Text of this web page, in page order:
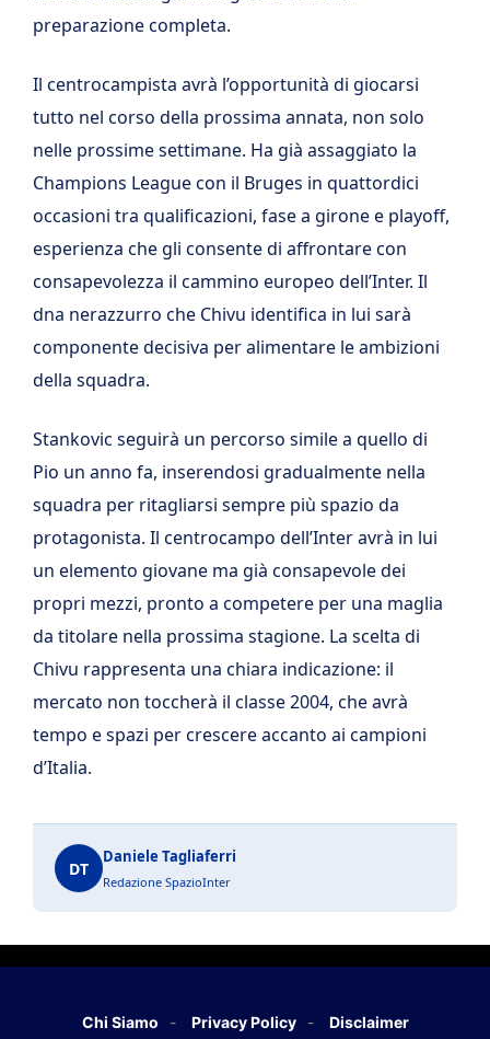
preparazione completa.
Il centrocampista avrà l’opportunità di giocarsi
tutto nel corso della prossima annata, non solo
nelle prossime settimane. Ha già assaggiato la
Champions League con il Bruges in quattordici
occasioni tra qualificazioni, fase a girone e playoff,
esperienza che gli consente di affrontare con
consapevolezza il cammino europeo dell’Inter. Il
dna nerazzurro che Chivu identifica in lui sarà
componente decisiva per alimentare le ambizioni
della squadra.
Stankovic seguirà un percorso simile a quello di
Pio un anno fa, inserendosi gradualmente nella
squadra per ritagliarsi sempre più spazio da
protagonista. Il centrocampo dell’Inter avrà in lui
un elemento giovane ma già consapevole dei
propri mezzi, pronto a competere per una maglia
da titolare nella prossima stagione. La scelta di
Chivu rappresenta una chiara indicazione: il
mercato non toccherà il classe 2004, che avrà
tempo e spazi per crescere accanto ai campioni
d’Italia.
DT
Daniele Tagliaferri
Redazione SpazioInter
Chi Siamo Privacy Policy Disclaimer